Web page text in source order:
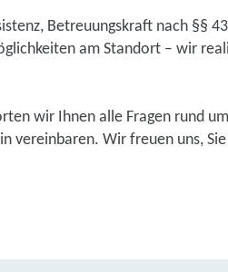
Betreuungskraft nach §§
am Standort – wir
wir Ihnen alle Fragen rund
vereinbaren. Wir freuen uns,